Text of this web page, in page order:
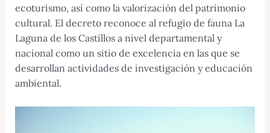
ecoturismo, así como la valorización del patrimonio
cultural. El decreto reconoce al refugio de fauna La
Laguna de los Castillos a nivel departamental y
nacional como un sitio de excelencia en las que se
desarrollan actividades de investigación y educación
ambiental.